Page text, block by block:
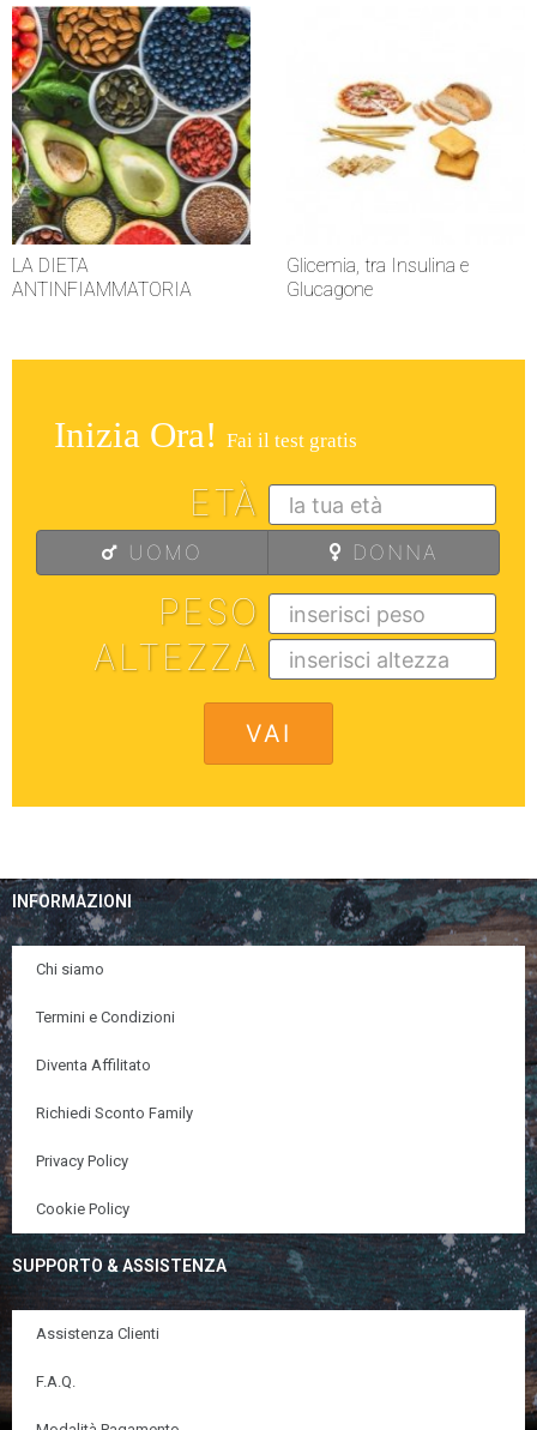
LA DIETA
ANTINFIAMMATORIA
Glicemia, tra Insulina e
Glucagone
Inizia Ora! Fai il test gratis
ETÀ
UOMO DONNA
PESO
ALTEZZA
INFORMAZIONI
Chi siamo
Termini e Condizioni
Diventa Affilitato
Richiedi Sconto Family
Privacy Policy
Cookie Policy
SUPPORTO & ASSISTENZA
Assistenza Clienti
F.A.Q.